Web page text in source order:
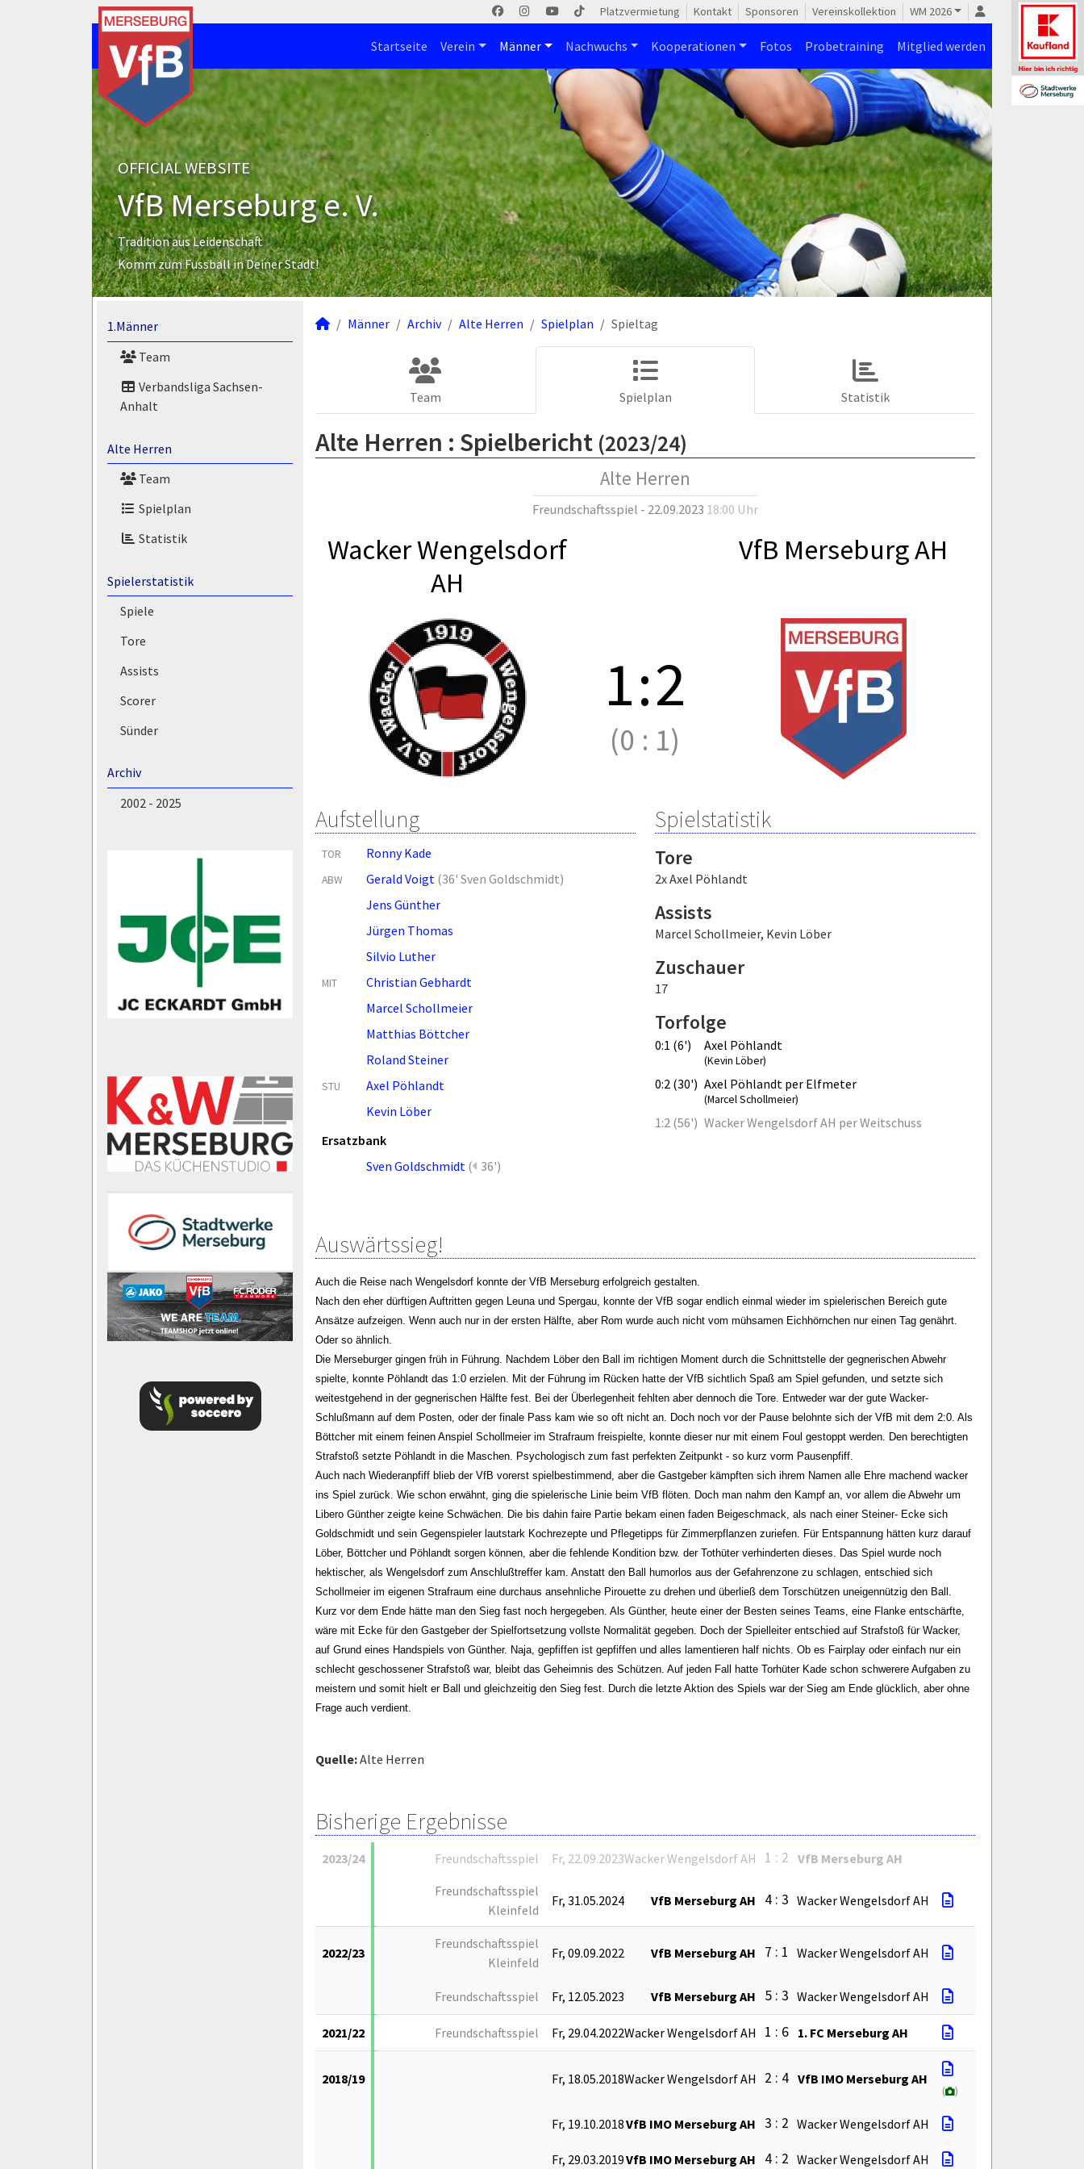
Platzvermietung Kontakt Sponsoren Vereinskollektion WM 2026
Startseite Verein Männer Nachwuchs Kooperationen Fotos Probetraining Mitglied werden
OFFICIAL WEBSITE
VfB Merseburg e. V.
Tradition aus Leidenschaft
Komm zum Fussball in Deiner Stadt!
1.Männer
Team
Verbandsliga Sachsen-
Anhalt
Alte Herren
Team
Spielplan
Statistik
Spielerstatistik
Spiele
Tore
Assists
Scorer
Sünder
Archiv
2002 - 2025
Männer Archiv Alte Herren Spielplan Spieltag
Team Spielplan Statistik
Alte Herren : Spielbericht (2023/24)
Alte Herren
Freundschaftsspiel - 22.09.2023 18:00 Uhr
Wacker Wengelsdorf
AH
VfB Merseburg AH
1:2
(0 : 1)
Aufstellung
TOR Ronny Kade
ABW Gerald Voigt (36' Sven Goldschmidt)
Jens Günther
Jürgen Thomas
Silvio Luther
MIT
Christian Gebhardt
Marcel Schollmeier
Matthias Böttcher
Roland Steiner
STU
Axel Pöhlandt
Kevin Löber
Ersatzbank
Sven Goldschmidt ( 36')
Spielstatistik
Tore
2x Axel Pöhlandt
Assists
Marcel Schollmeier, Kevin Löber
Zuschauer
17
Torfolge
0:1 (6') Axel Pöhlandt
(Kevin Löber)
0:2 (30') Axel Pöhlandt per Elfmeter
(Marcel Schollmeier)
1:2 (56') Wacker Wengelsdorf AH per Weitschuss
Auswärtssieg!
Auch die Reise nach Wengelsdorf konnte der VfB Merseburg erfolgreich gestalten.
Nach den eher dürftigen Auftritten gegen Leuna und Spergau, konnte der VfB sogar endlich einmal wieder im spielerischen Bereich gute
Ansätze aufzeigen. Wenn auch nur in der ersten Hälfte, aber Rom wurde auch nicht vom mühsamen Eichhörnchen nur einen Tag genährt.
Oder so ähnlich.
Die Merseburger gingen früh in Führung. Nachdem Löber den Ball im richtigen Moment durch die Schnittstelle der gegnerischen Abwehr
spielte, konnte Pöhlandt das 1:0 erzielen. Mit der Führung im Rücken hatte der VfB sichtlich Spaß am Spiel gefunden, und setzte sich
weitestgehend in der gegnerischen Hälfte fest. Bei der Überlegenheit fehlten aber dennoch die Tore. Entweder war der gute Wacker-
Schlußmann auf dem Posten, oder der finale Pass kam wie so oft nicht an. Doch noch vor der Pause belohnte sich der VfB mit dem 2:0. Als
Böttcher mit einem feinen Anspiel Schollmeier im Strafraum freispielte, konnte dieser nur mit einem Foul gestoppt werden. Den berechtigten
Strafstoß setzte Pöhlandt in die Maschen. Psychologisch zum fast perfekten Zeitpunkt - so kurz vorm Pausenpfiff.
Auch nach Wiederanpfiff blieb der VfB vorerst spielbestimmend, aber die Gastgeber kämpften sich ihrem Namen alle Ehre machend wacker
ins Spiel zurück. Wie schon erwähnt, ging die spielerische Linie beim VfB flöten. Doch man nahm den Kampf an, vor allem die Abwehr um
Libero Günther zeigte keine Schwächen. Die bis dahin faire Partie bekam einen faden Beigeschmack, als nach einer Steiner- Ecke sich
Goldschmidt und sein Gegenspieler lautstark Kochrezepte und Pflegetipps für Zimmerpflanzen zuriefen. Für Entspannung hätten kurz darauf
Löber, Böttcher und Pöhlandt sorgen können, aber die fehlende Kondition bzw. der Tothüter verhinderten dieses. Das Spiel wurde noch
hektischer, als Wengelsdorf zum Anschlußtreffer kam. Anstatt den Ball humorlos aus der Gefahrenzone zu schlagen, entschied sich
Schollmeier im eigenen Strafraum eine durchaus ansehnliche Pirouette zu drehen und überließ dem Torschützen uneigennützig den Ball.
Kurz vor dem Ende hätte man den Sieg fast noch hergegeben. Als Günther, heute einer der Besten seines Teams, eine Flanke entschärfte,
wäre mit Ecke für den Gastgeber der Spielfortsetzung vollste Normalität gegeben. Doch der Spielleiter entschied auf Strafstoß für Wacker,
auf Grund eines Handspiels von Günther. Naja, gepfiffen ist gepfiffen und alles lamentieren half nichts. Ob es Fairplay oder einfach nur ein
schlecht geschossener Strafstoß war, bleibt das Geheimnis des Schützen. Auf jeden Fall hatte Torhüter Kade schon schwerere Aufgaben zu
meistern und somit hielt er Ball und gleichzeitig den Sieg fest. Durch die letzte Aktion des Spiels war der Sieg am Ende glücklich, aber ohne
Frage auch verdient.
Quelle:Alte Herren
Bisherige Ergebnisse
2023/24 Freundschaftsspiel Fr, 22.09.2023Wacker Wengelsdorf AH 1 : 2 VfB Merseburg AH
Freundschaftsspiel
Kleinfeld
Fr, 31.05.2024 VfB Merseburg AH 4 : 3 Wacker Wengelsdorf AH
2022/23
Freundschaftsspiel
Kleinfeld
Fr, 09.09.2022 VfB Merseburg AH 7 : 1 Wacker Wengelsdorf AH
Freundschaftsspiel Fr, 12.05.2023 VfB Merseburg AH 5 : 3 Wacker Wengelsdorf AH
2021/22 Freundschaftsspiel Fr, 29.04.2022Wacker Wengelsdorf AH 1 : 6 1. FC Merseburg AH
2018/19 Fr, 18.05.2018Wacker Wengelsdorf AH 2 : 4 VfB IMO Merseburg AH
( )
Fr, 19.10.2018VfB IMO Merseburg AH 3 : 2 Wacker Wengelsdorf AH
Fr, 29.03.2019VfB IMO Merseburg AH 4 : 2 Wacker Wengelsdorf AH